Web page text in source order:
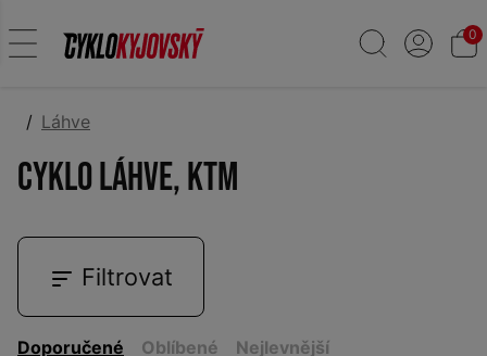
0
Láhve
Cyklo láhve, KTM
Filtrovat
Doporučené Oblíbené Nejlevnější